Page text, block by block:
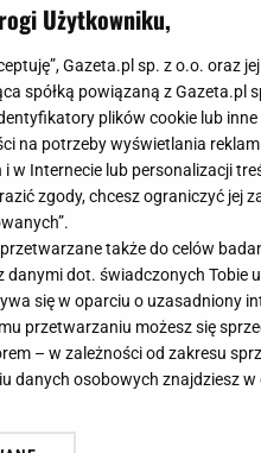
Użytkowniku,
Gazeta.pl sp. z o.o. oraz
spółką powiązaną z
plików cookie lub
na potrzeby wyświetlania
w Internecie lub personalizacji
zgody, chcesz ograniczyć jej
także do celów
danymi dot. świadczonych Tobie
się w oparciu o uzasadniony
przetwarzaniu możesz się
– w zależności od zakresu
danych osobowych znajdziesz w